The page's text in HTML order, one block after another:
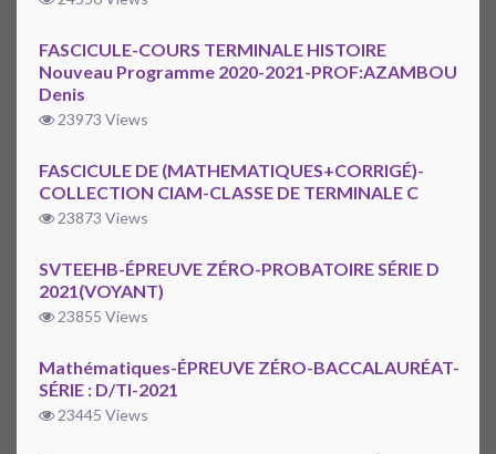
FASCICULE-COURS TERMINALE HISTOIRE
Nouveau Programme 2020-2021-PROF:AZAMBOU
Denis
23973 Views
FASCICULE DE (MATHEMATIQUES+CORRIGÉ)-
COLLECTION CIAM-CLASSE DE TERMINALE C
23873 Views
SVTEEHB-ÉPREUVE ZÉRO-PROBATOIRE SÉRIE D
2021(VOYANT)
23855 Views
Mathématiques-ÉPREUVE ZÉRO-BACCALAURÉAT-
SÉRIE : D/TI-2021
23445 Views